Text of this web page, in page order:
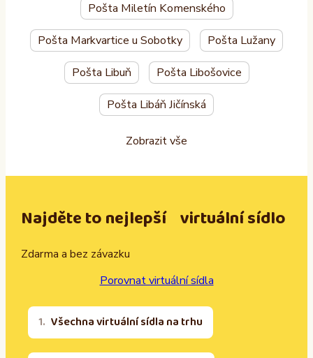
Pošta Miletín Komenského
Pošta Markvartice u Sobotky Pošta Lužany
Pošta Libuň Pošta Libošovice
Pošta Libáň Jičínská
Zobrazit vše
Najděte to nejlepší virtuální sídlo
Zdarma a bez závazku
Porovnat virtuální sídla
Všechna virtuální sídla na trhu